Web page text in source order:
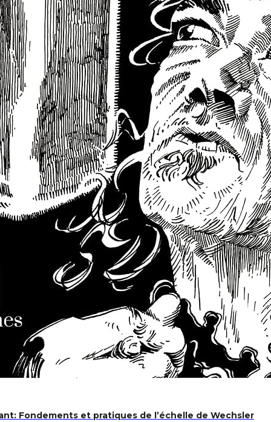
Fondements et pratiques de l’échelle de Wechsler